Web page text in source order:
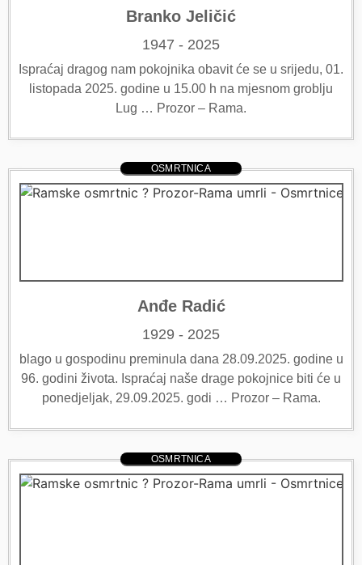
Branko Jeličić
1947 - 2025
Ispraćaj dragog nam pokojnika obavit će se u srijedu, 01.
listopada 2025. godine u 15.00 h na mjesnom groblju
Lug … Prozor – Rama.
OSMRTNICA
Anđe Radić
1929 - 2025
blago u gospodinu preminula dana 28.09.2025. godine u
96. godini života. Ispraćaj naše drage pokojnice biti će u
ponedjeljak, 29.09.2025. godi … Prozor – Rama.
OSMRTNICA